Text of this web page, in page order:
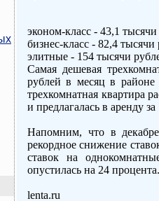
эконом-класс - 43,1
бизнес-класс - 82,4
элитные - 154 тысячи
Самая дешевая
рублей в месяц в районе
трехкомнатная квартира
и предлагалась в аренду
Напомним, что в
рекордное снижение
ставок на
опустилась на 24 процента.
lenta.ru